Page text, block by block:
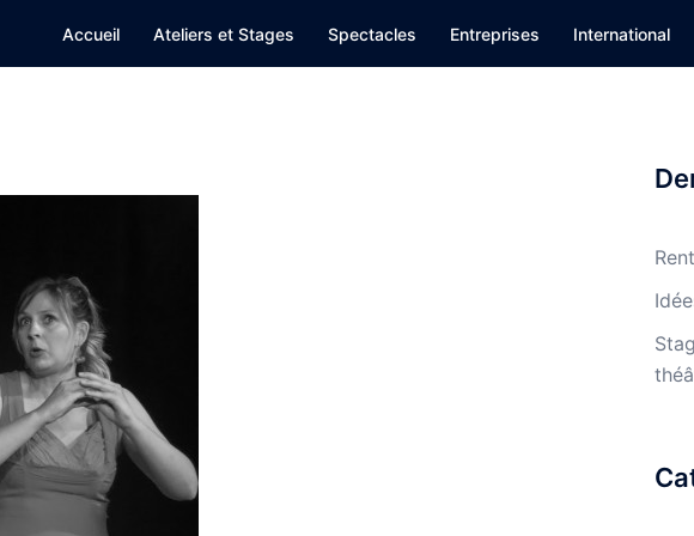
Accueil Ateliers et Stages Spectacles Entreprises International